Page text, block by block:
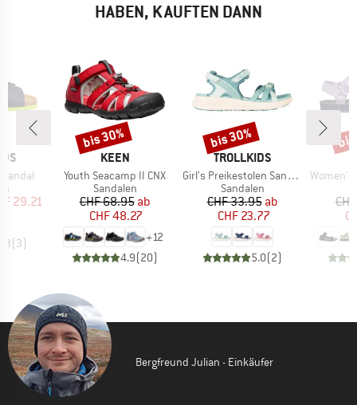
HABEN, KAUFTEN DANN
Preis
29.21
(3)
MARKE
KEEN
Artikel
Youth Seacamp II CNX
Produktgruppe
Sandalen
Preis
CHF 68.95reduzierter Preis
ab
CHF 48.27
+12
4.9(20)
Rabatt
bis 30%
MARKE
TROLLKIDS
Artikel
Girl's Preikestolen Sandal XT
Produktgruppe
Sandalen
Preis
CHF 33.95reduzierter Preis
ab
CHF 23.77
5.0(2)
Rabatt
bis 30%
Artikel
Women's
Bergfreund Julian - Einkäufer